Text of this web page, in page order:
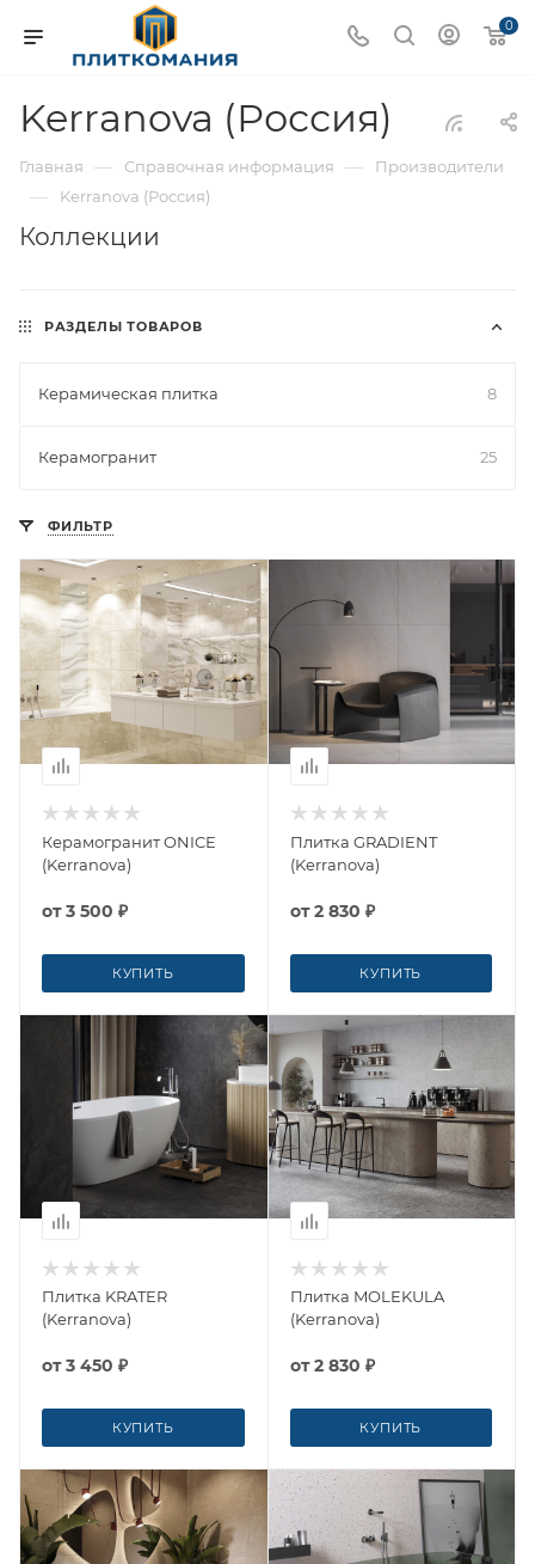
0
Kerranova (Россия)
Главная — Справочная информация — Производители
— Kerranova (Россия)
Коллекции
РАЗДЕЛЫ ТОВАРОВ
Керамическая плитка 8
Керамогранит 25
ФИЛЬТР
Керамогранит ONICE
(Kerranova)
от3 500 ₽
КУПИТЬ
Плитка GRADIENT
(Kerranova)
от2 830 ₽
КУПИТЬ
Плитка KRATER
(Kerranova)
от3 450 ₽
КУПИТЬ
Плитка MOLEKULA
(Kerranova)
от2 830 ₽
КУПИТЬ